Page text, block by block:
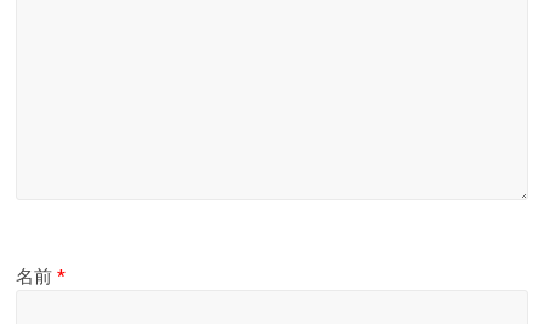
名前*